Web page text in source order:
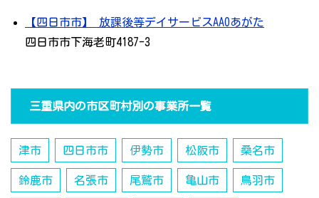
【四日市市】 放課後等デイサービスAAOあがた
四日市市下海老町4187-3
三重県内の市区町村別の事業所一覧
津市 四日市市 伊勢市 松阪市 桑名市
鈴鹿市 名張市 尾鷲市 亀山市 鳥羽市